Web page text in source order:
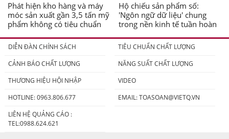
Phát hiện kho hàng và máy
móc sản xuất gần 3,5 tấn mỹ
phẩm không có tiêu chuẩn
Hộ chiếu sản phẩm số:
'Ngôn ngữ dữ liệu' chung
trong nền kinh tế tuần hoàn
DIỄN ĐÀN CHÍNH SÁCH
TIÊU CHUẨN CHẤT LƯỢNG
CẢNH BÁO CHẤT LƯỢNG
NĂNG SUẤT CHẤT LƯỢNG
THƯƠNG HIỆU HỘI NHẬP
VIDEO
HOTLINE: 0963.806.677
EMAIL:TOASOAN@VIETQ.VN
LIÊN HỆ QUẢNG CÁO :
TEL:0988.624.621